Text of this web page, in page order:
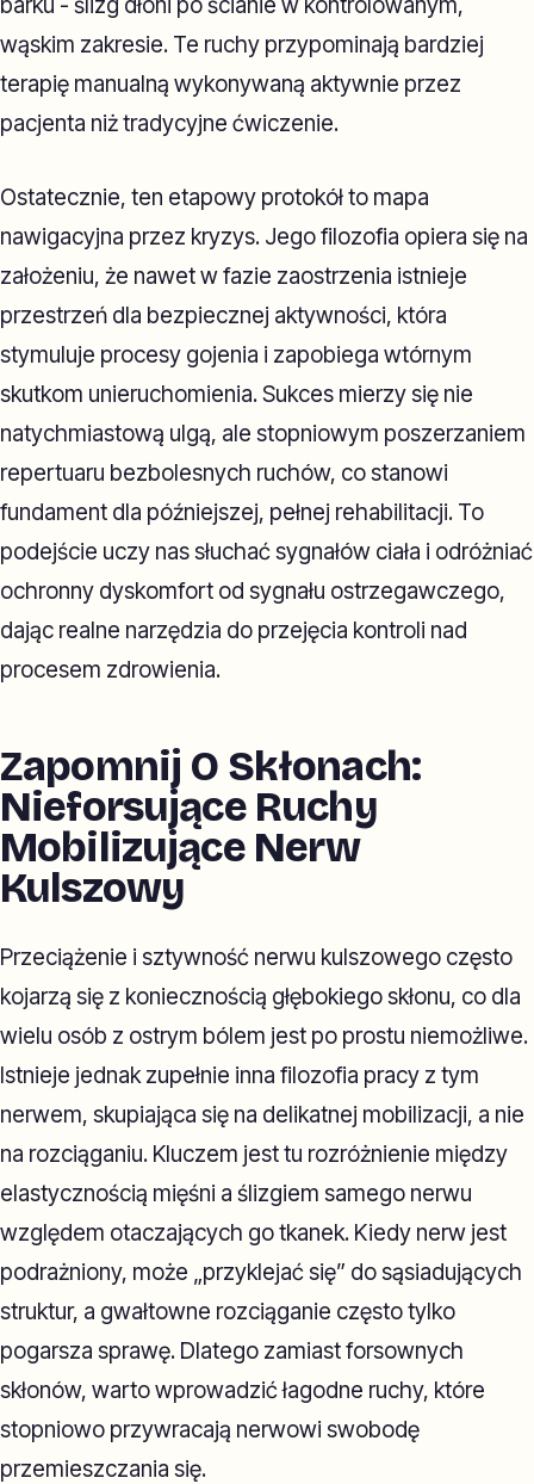
barku - ślizg dłoni po ścianie w kontrolowanym,
wąskim zakresie. Te ruchy przypominają bardziej
terapię manualną wykonywaną aktywnie przez
pacjenta niż tradycyjne ćwiczenie.
Ostatecznie, ten etapowy protokół to mapa
nawigacyjna przez kryzys. Jego filozofia opiera się na
założeniu, że nawet w fazie zaostrzenia istnieje
przestrzeń dla bezpiecznej aktywności, która
stymuluje procesy gojenia i zapobiega wtórnym
skutkom unieruchomienia. Sukces mierzy się nie
natychmiastową ulgą, ale stopniowym poszerzaniem
repertuaru bezbolesnych ruchów, co stanowi
fundament dla późniejszej, pełnej rehabilitacji. To
podejście uczy nas słuchać sygnałów ciała i odróżniać
ochronny dyskomfort od sygnału ostrzegawczego,
dając realne narzędzia do przejęcia kontroli nad
procesem zdrowienia.
Zapomnij O Skłonach:
Nieforsujące Ruchy
Mobilizujące Nerw
Kulszowy
Przeciążenie i sztywność nerwu kulszowego często
kojarzą się z koniecznością głębokiego skłonu, co dla
wielu osób z ostrym bólem jest po prostu niemożliwe.
Istnieje jednak zupełnie inna filozofia pracy z tym
nerwem, skupiająca się na delikatnej mobilizacji, a nie
na rozciąganiu. Kluczem jest tu rozróżnienie między
elastycznością mięśni a ślizgiem samego nerwu
względem otaczających go tkanek. Kiedy nerw jest
podrażniony, może „przyklejać się” do sąsiadujących
struktur, a gwałtowne rozciąganie często tylko
pogarsza sprawę. Dlatego zamiast forsownych
skłonów, warto wprowadzić łagodne ruchy, które
stopniowo przywracają nerwowi swobodę
przemieszczania się.